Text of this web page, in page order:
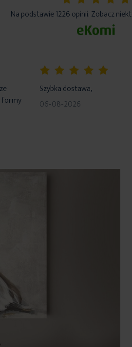
Na podstawie 1226 opinii. Zobacz
formy
Szybka dostawa,
06-08-2026